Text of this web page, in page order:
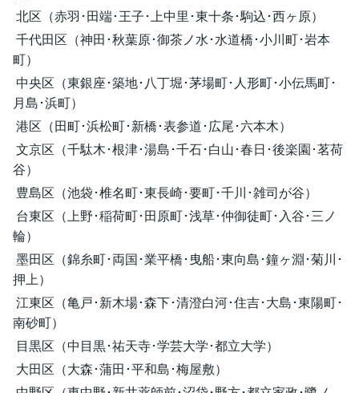
北区（赤羽･田端･王子･上中里･東十条･駒込･西ヶ原）
千代田区（神田･秋葉原･御茶ノ水･水道橋･小川町･岩本
町）
中央区（東銀座･築地･八丁堀･茅場町･人形町･小伝馬町･
月島･浜町）
港区（田町･浜松町･新橋･表参道･広尾･六本木）
文京区（千駄木･根津･湯島･千石･白山･春日･後楽園･茗荷
谷）
豊島区（池袋･椎名町･東長崎･要町･千川･雑司が谷）
台東区（上野･稲荷町･田原町･浅草･仲御徒町･入谷･三ノ
輪）
墨田区（錦糸町･両国･業平橋･曳船･東向島･鐘ヶ淵･菊川･
押上）
江東区（亀戸･新木場･森下･清澄白河･住吉･大島･東陽町･
南砂町）
目黒区（中目黒･祐天寺･学芸大学･都立大学）
大田区（大森･蒲田･平和島･梅屋敷）